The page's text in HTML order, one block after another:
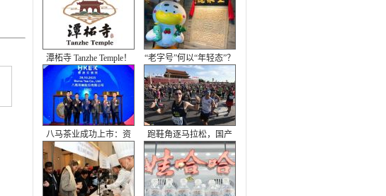
潭柘寺 Tanzhe Temple！
全新品牌标识发布
“老字号”何以“年轻态”？
八马茶业成功上市：资
本浪潮下的品牌突围与
行业破局
跑鞋角逐马拉松，国产
品牌上桌